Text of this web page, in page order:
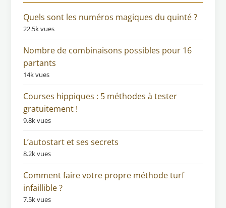
Quels sont les numéros magiques du quinté ?
22.5k vues
Nombre de combinaisons possibles pour 16
partants
14k vues
Courses hippiques : 5 méthodes à tester
gratuitement !
9.8k vues
L’autostart et ses secrets
8.2k vues
Comment faire votre propre méthode turf
infaillible ?
7.5k vues